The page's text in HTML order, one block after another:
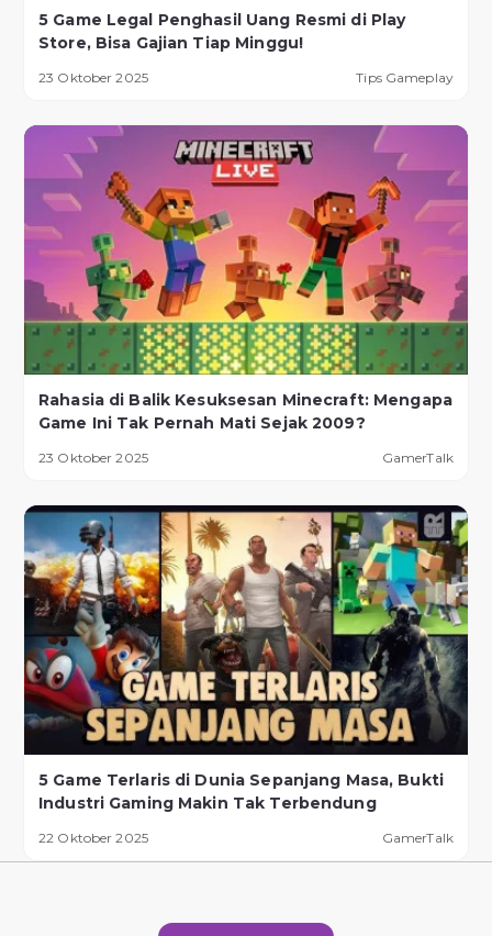
5 Game Legal Penghasil Uang Resmi di Play
Store, Bisa Gajian Tiap Minggu!
23 Oktober 2025 Tips Gameplay
Rahasia di Balik Kesuksesan Minecraft: Mengapa
Game Ini Tak Pernah Mati Sejak 2009?
23 Oktober 2025 GamerTalk
5 Game Terlaris di Dunia Sepanjang Masa, Bukti
Industri Gaming Makin Tak Terbendung
22 Oktober 2025 GamerTalk